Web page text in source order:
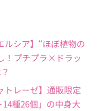
ルシア】“ほぼ植物の
！プチプラ×ドラッ
トレーゼ】通販限定
14種26個」の中身大